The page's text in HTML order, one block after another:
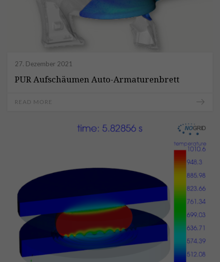
27. Dezember 2021
PUR Aufschäumen Auto-Armaturenbrett
READ MORE